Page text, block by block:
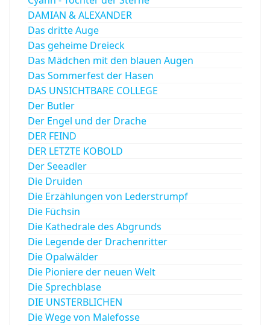
DAMIAN & ALEXANDER
Das dritte Auge
Das geheime Dreieck
Das Mädchen mit den blauen Augen
Das Sommerfest der Hasen
DAS UNSICHTBARE COLLEGE
Der Butler
Der Engel und der Drache
DER FEIND
DER LETZTE KOBOLD
Der Seeadler
Die Druiden
Die Erzählungen von Lederstrumpf
Die Füchsin
Die Kathedrale des Abgrunds
Die Legende der Drachenritter
Die Opalwälder
Die Pioniere der neuen Welt
Die Sprechblase
DIE UNSTERBLICHEN
Die Wege von Malefosse